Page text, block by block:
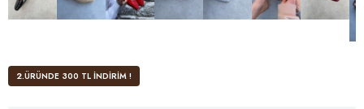
2.ÜRÜNDE 300 TL İNDİRİM !